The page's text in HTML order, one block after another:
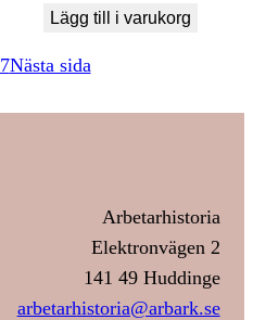
Lägg till i varukorg
7Nästa sida
Arbetarhistoria
Elektronvägen 2
141 49 Huddinge
arbetarhistoria@arbark.se